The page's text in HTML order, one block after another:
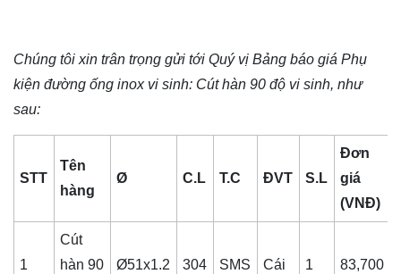
Chúng tôi xin trân trọng gửi tới Quý vị Bảng báo giá Phụ
kiện đường ống inox vi sinh: Cút hàn 90 độ vi sinh, như
sau:
STT
Tên
hàng
Ø C.L T.C ĐVT S.L
Đơn
giá
(VNĐ)
1
Cút
hàn 90
Ø51x1.2 304 SMS Cái 1 83,700